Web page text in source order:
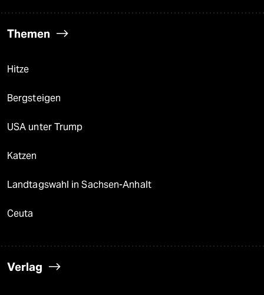
Themen
Hitze
Bergsteigen
USA unter Trump
Katzen
Landtagswahl in Sachsen-Anhalt
Ceuta
Verlag